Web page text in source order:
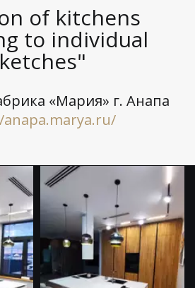
of kitchens
to individual
«Мария» г. Анапа